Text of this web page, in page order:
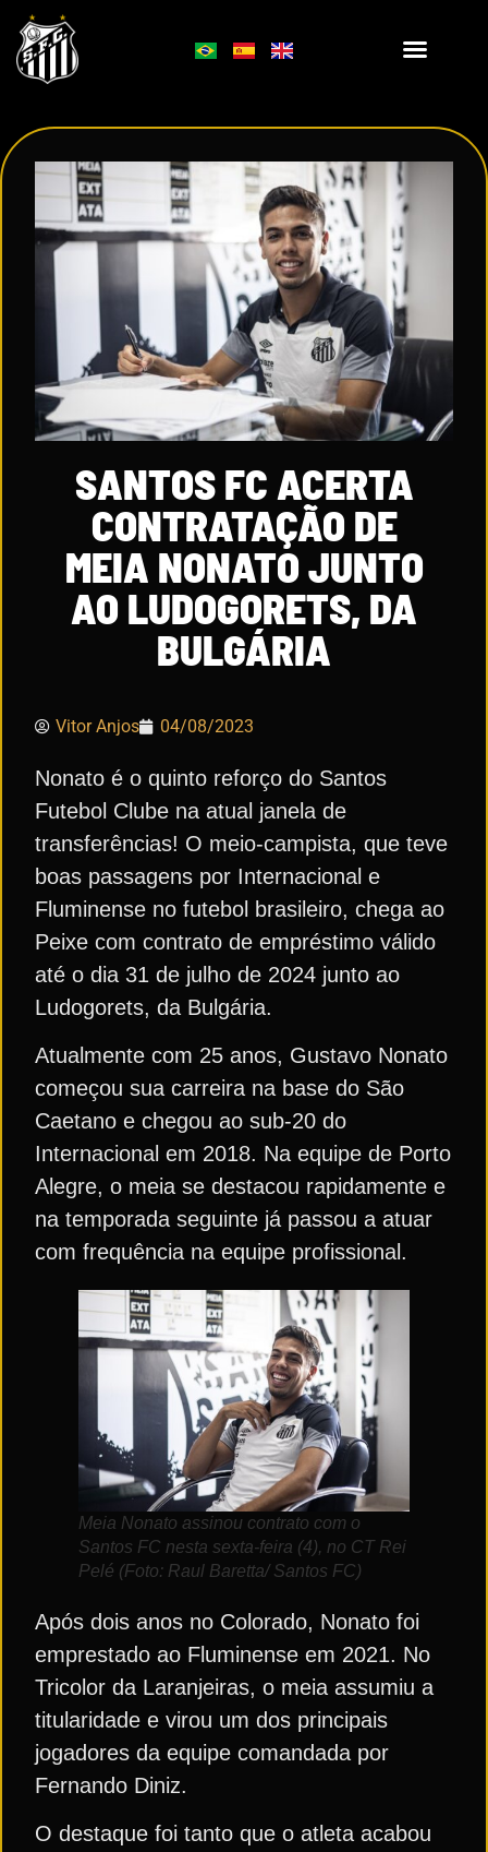
SANTOS FC ACERTA
CONTRATAÇÃO DE
MEIA NONATO JUNTO
AO LUDOGORETS, DA
BULGÁRIA
Vitor Anjos 04/08/2023
Nonato é o quinto reforço do Santos
Futebol Clube na atual janela de
transferências! O meio-campista, que teve
boas passagens por Internacional e
Fluminense no futebol brasileiro, chega ao
Peixe com contrato de empréstimo válido
até o dia 31 de julho de 2024 junto ao
Ludogorets, da Bulgária.
Atualmente com 25 anos, Gustavo Nonato
começou sua carreira na base do São
Caetano e chegou ao sub-20 do
Internacional em 2018. Na equipe de Porto
Alegre, o meia se destacou rapidamente e
na temporada seguinte já passou a atuar
com frequência na equipe profissional.
Meia Nonato assinou contrato com o
Santos FC nesta sexta-feira (4), no CT Rei
Pelé (Foto: Raul Baretta/ Santos FC)
Após dois anos no Colorado, Nonato foi
emprestado ao Fluminense em 2021. No
Tricolor da Laranjeiras, o meia assumiu a
titularidade e virou um dos principais
jogadores da equipe comandada por
Fernando Diniz.
O destaque foi tanto que o atleta acabou